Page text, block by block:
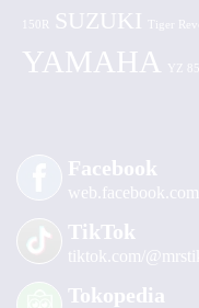
150R SUZUKI Tiger Revo
YAMAHA YZ 85
Facebook
TikTok
tiktok.com/
Tokopedia